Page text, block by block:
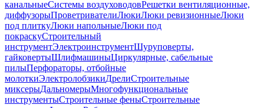
канальныеСистемы воздуховодовРешетки вентиляционные,
диффузорыПроветривателиЛюкиЛюки ревизионныеЛюки
под плиткуЛюки напольныеЛюки под
покраскуСтроительный
инструментЭлектроинструментШуруповерты,
гайковертыШлифмашиныЦиркулярные, сабельные
пилыПерфораторы, отбойные
молоткиЭлектролобзикиДрелиСтроительные
миксерыДальномерыМногофункциональные
инструментыСтроительные феныСтроительные